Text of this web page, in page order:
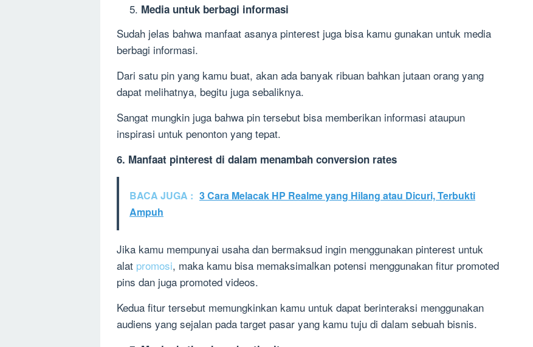
Media untuk berbagi informasi
Sudah jelas bahwa manfaat asanya pinterest juga bisa kamu gunakan untuk media
berbagi informasi.
Dari satu pin yang kamu buat, akan ada banyak ribuan bahkan jutaan orang yang
dapat melihatnya, begitu juga sebaliknya.
Sangat mungkin juga bahwa pin tersebut bisa memberikan informasi ataupun
inspirasi untuk penonton yang tepat.
6. Manfaat pinterest di dalam menambah conversion rates
BACA JUGA : 3 Cara Melacak HP Realme yang Hilang atau Dicuri, Terbukti
Ampuh
Jika kamu mempunyai usaha dan bermaksud ingin menggunakan pinterest untuk
alat promosi, maka kamu bisa memaksimalkan potensi menggunakan fitur promoted
pins dan juga promoted videos.
Kedua fitur tersebut memungkinkan kamu untuk dapat berinteraksi menggunakan
audiens yang sejalan pada target pasar yang kamu tuju di dalam sebuah bisnis.